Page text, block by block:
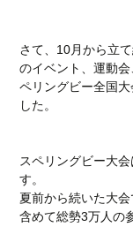
さて、10月から立
のイベント、運動
ペリングビー全国
した。
スペリングビー大
す。
夏前から続いた大
含めて総勢3万人の